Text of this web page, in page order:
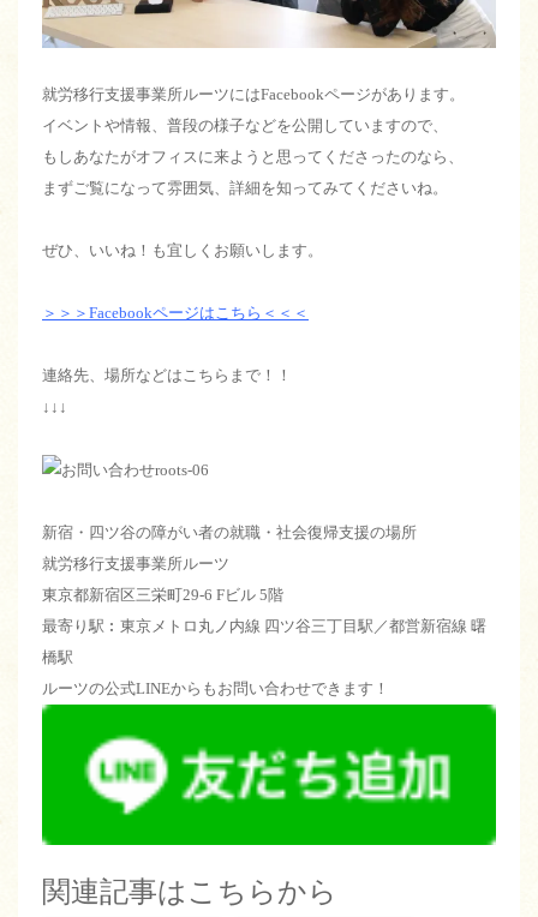
就労移行支援事業所ルーツにはFacebookページがあります。
イベントや情報、普段の様子などを公開していますので、
もしあなたがオフィスに来ようと思ってくださったのなら、
まずご覧になって雰囲気、詳細を知ってみてくださいね。
ぜひ、いいね！も宜しくお願いします。
＞＞＞Facebookページはこちら＜＜＜
連絡先、場所などはこちらまで！！
↓↓↓
新宿・四ツ谷の障がい者の就職・社会復帰支援の場所
就労移行支援事業所ルーツ
東京都新宿区三栄町29-6 Fビル 5階
最寄り駅︰東京メトロ丸ノ内線 四ツ谷三丁目駅／都営新宿線 曙
橋駅
ルーツの公式LINEからもお問い合わせできます！
関連記事はこちらから